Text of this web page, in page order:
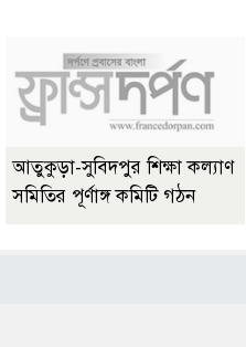
আতুকুড়া-সুবিদপুর শিক্ষা কল্যাণ
সমিতির পূর্ণাঙ্গ কমিটি গঠন